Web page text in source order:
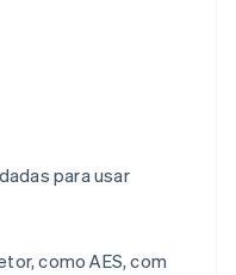
para usar
como AES, com